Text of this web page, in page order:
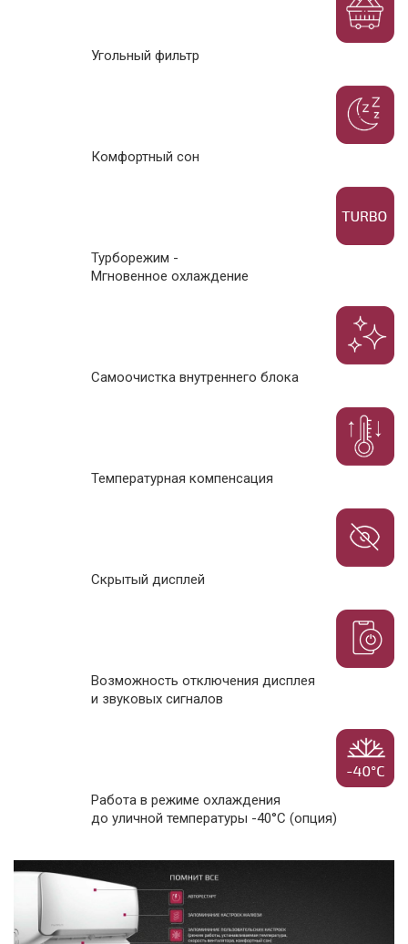
Угольный фильтр
Комфортный сон
Турборежим -
Мгновенное охлаждение
Самоочистка внутреннего блока
Температурная компенсация
Скрытый дисплей
Возможность отключения дисплея
и звуковых сигналов
Работа в режиме охлаждения
до уличной температуры -40°С (опция)